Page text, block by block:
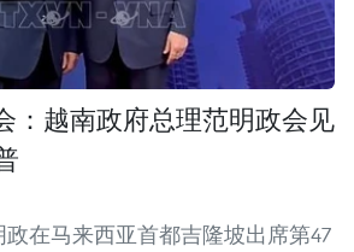
：越南政府总理范明政会见
在马来西亚首都吉隆坡出席第47